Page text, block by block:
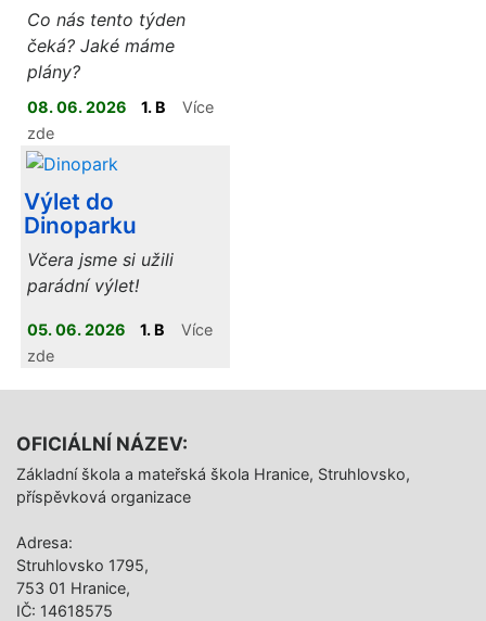
kouzelnějším – je
oficiální pasování na
čtenáře
Co nás tento týden
čeká? Jaké máme
plány?
08. 06. 2026 1. B
Více
zde
Výlet do
Dinoparku
Včera jsme si užili
parádní výlet!
05. 06. 2026 1. B
Více
zde
OFICIÁLNÍ NÁZEV:
Základní škola a mateřská škola Hranice, Struhlovsko,
příspěvková organizace
Adresa:
Struhlovsko 1795,
753 01 Hranice,
IČ: 14618575